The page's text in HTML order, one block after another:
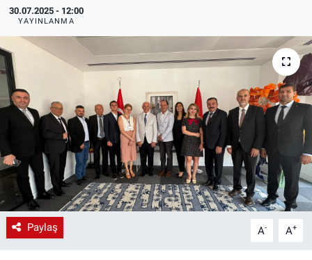
30.07.2025 - 12:00
YAYINLANMA
Paylaş A- A+
Ağır Sanayi Çözümleri